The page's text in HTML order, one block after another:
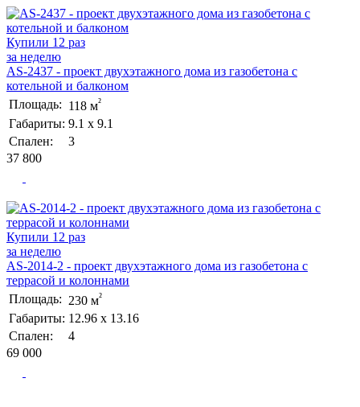
Купили 12 раз
за неделю
AS-2437 - проект двухэтажного дома из газобетона с
котельной и балконом
Площадь: 118 м²
Габариты: 9.1 х 9.1
Спален:
3
37 800
Купили 12 раз
за неделю
AS-2014-2 - проект двухэтажного дома из газобетона с
террасой и колоннами
Площадь: 230 м²
Габариты: 12.96 х 13.16
Спален:
4
69 000